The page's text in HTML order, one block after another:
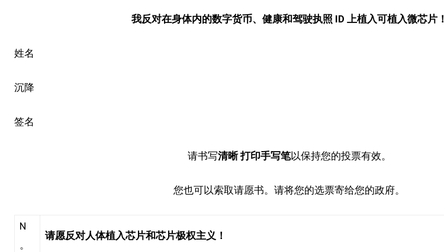
我反对在身体内的数字货币、健康和驾驶执照 ID 上植入可植入微芯片！
姓名
沉降
签名
请书写清晰 打印手写笔以保持您的投票有效。
您也可以索取请愿书。请将您的选票寄给您的政府。
N
。​
请愿反对人体植入芯片和芯片极权主义！